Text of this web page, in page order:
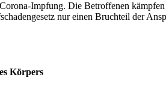
Impfung. Die Betroffenen
nur einen Bruchteil der
Körpers